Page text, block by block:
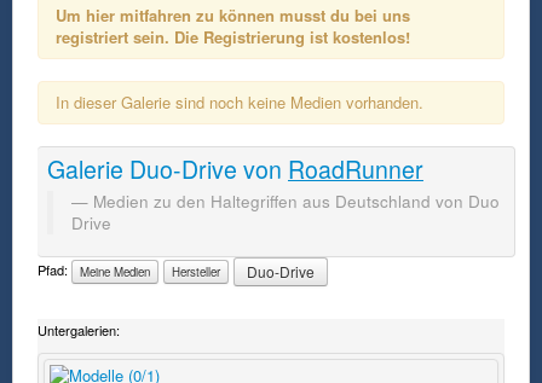
Um hier mitfahren zu können musst du bei uns
registriert sein. Die Registrierung ist kostenlos!
In dieser Galerie sind noch keine Medien vorhanden.
Galerie Duo-Drive von RoadRunner
Medien zu den Haltegriffen aus Deutschland von Duo
Drive
Pfad: Meine Medien Hersteller Duo-Drive
Untergalerien: